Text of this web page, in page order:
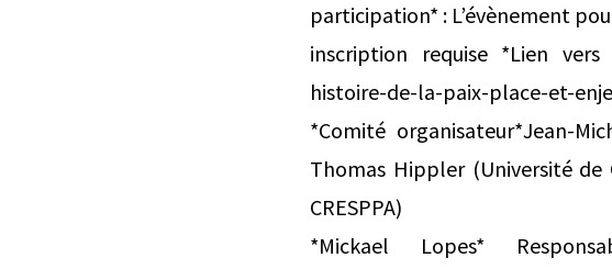
participation* : L’évènement
inscription requise *Lien vers
histoire-de-la-paix-place-et-
*Comité organisateur*Jean-
Thomas Hippler (Université de
CRESPPA)
*Mickael Lopes*